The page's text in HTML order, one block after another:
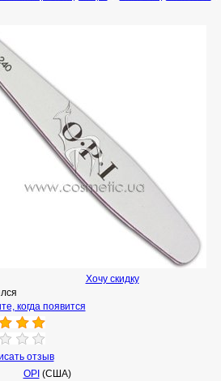
Хочу скидку
когда появится
отзыв
OPI (США)